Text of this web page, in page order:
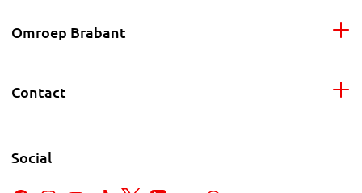
Omroep Brabant
Contact
Social